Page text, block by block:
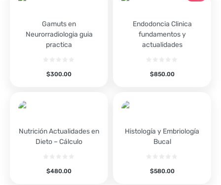
Gamuts en
Neurorradiologia guia
practica
$300.00
Endodoncia Clinica
fundamentos y
actualidades
$850.00
Nutrición Actualidades en
Dieto – Cálculo
$480.00
Histología y Embriología
Bucal
$580.00